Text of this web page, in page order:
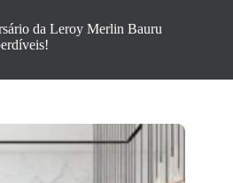
da Leroy Merlin Bauru